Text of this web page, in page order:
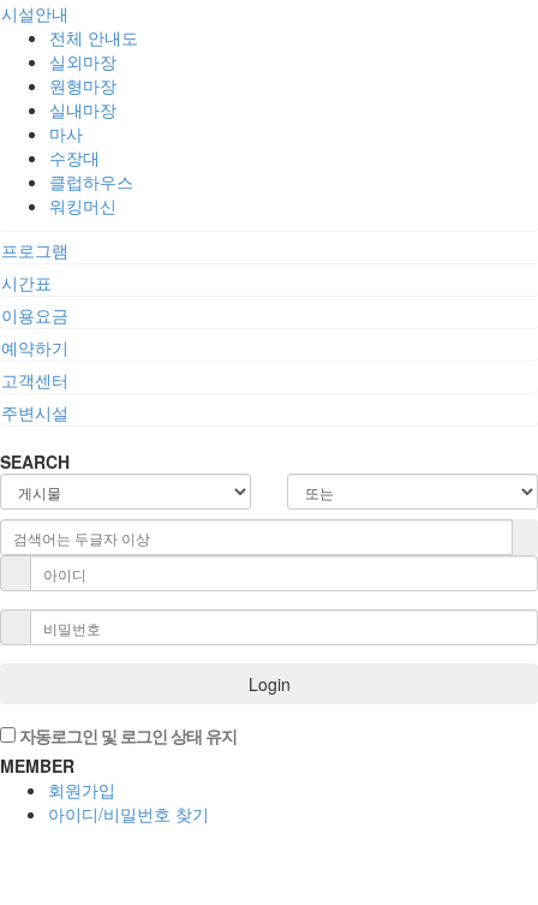
시설안내
전체 안내도
실외마장
원형마장
실내마장
마사
수장대
클럽하우스
워킹머신
프로그램
시간표
이용요금
예약하기
고객센터
주변시설
SEARCH
Login
자동로그인 및 로그인 상태 유지
MEMBER
회원가입
아이디/비밀번호 찾기